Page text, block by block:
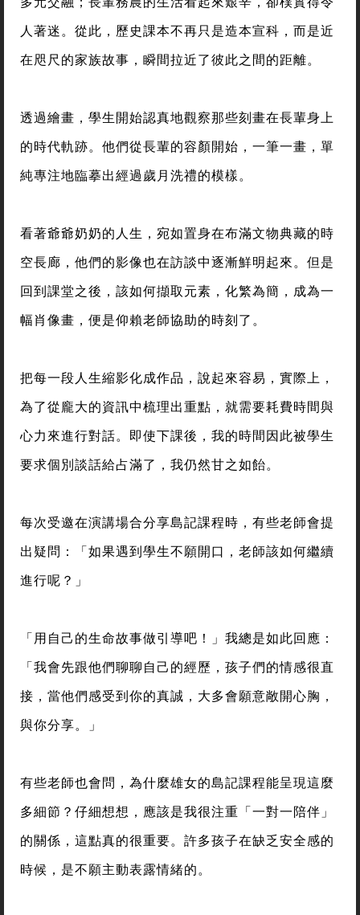
人著迷。從此，歷史課本不再只是造本宣科，而是近
在咫尺的家族故事，瞬間拉近了彼此之間的距離。
透過繪畫，學生開始認真地觀察那些刻畫在長輩身上
的時代軌跡。他們從長輩的容顏開始，一筆一畫，單
純專注地臨摹出經過歲月洗禮的模樣。
看著爺爺奶奶的人生，宛如置身在布滿文物典藏的時
空長廊，他們的影像也在訪談中逐漸鮮明起來。但是
回到課堂之後，該如何擷取元素，化繁為簡，成為一
幅肖像畫，便是仰賴老師協助的時刻了。
把每一段人生縮影化成作品，說起來容易，實際上，
為了從龐大的資訊中梳理出重點，就需要耗費時間與
心力來進行對話。即使下課後，我的時間因此被學生
要求個別談話給占滿了，我仍然甘之如飴。
每次受邀在演講場合分享島記課程時，有些老師會提
出疑問：「如果遇到學生不願開口，老師該如何繼續
進行呢？」
「用自己的生命故事做引導吧！」我總是如此回應：
「我會先跟他們聊聊自己的經歷，孩子們的情感很直
接，當他們感受到你的真誠，大多會願意敞開心胸，
與你分享。」
有些老師也會問，為什麼雄女的島記課程能呈現這麼
多細節？仔細想想，應該是我很注重「一對一陪伴」
的關係，這點真的很重要。許多孩子在缺乏安全感的
時候，是不願主動表露情緒的。